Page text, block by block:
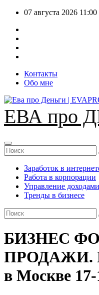
Перейти
содержимому
07 августа 2026 11:00
Контакты
Обо мне
ЕВА про
Заработок в
Работа в корпорации
Управление
Тренды в бизнесе
БИЗНЕС
ПРОДАЖИ.
в Москве 17-